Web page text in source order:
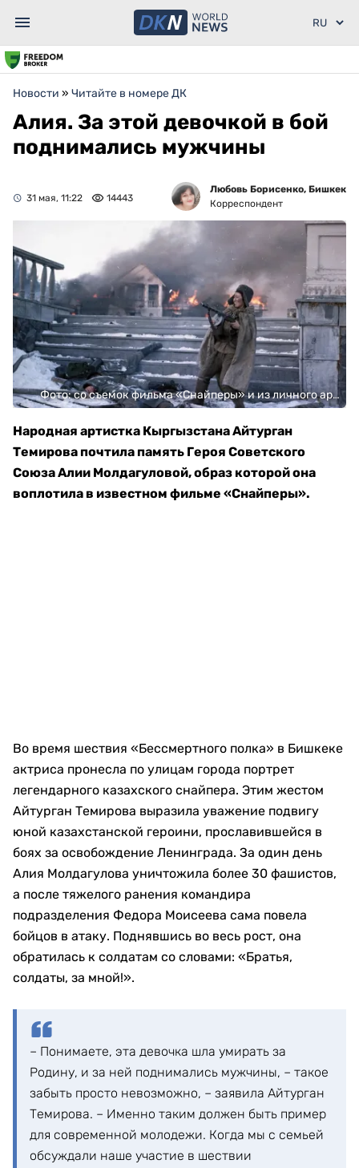
Новости » Читайте в номере ДК
Алия. За этой девочкой в бой
поднимались мужчины
31 мая, 11:22 14443
Любовь Борисенко, Бишкек
Корреспондент
Фото: со съемок фильма «Снайперы» и из личного архива фотографа - художника Сиротина П.А.
Народная артистка Кыргызстана Айтурган
Темирова почтила память Героя Советского
Союза Алии Молдагуловой, образ которой она
воплотила в известном фильме «Снайперы».
Во время шествия «Бессмертного полка» в Бишкеке
актриса пронесла по улицам города портрет
легендарного казахского снайпера. Этим жестом
Айтурган Темирова выразила уважение подвигу
юной казахстанской героини, прославившейся в
боях за освобождение Ленинграда. За один день
Алия Молдагулова уничтожила более 30 фашистов,
а после тяжелого ранения командира
подразделения Федора Моисеева сама повела
бойцов в атаку. Поднявшись во весь рост, она
обратилась к солдатам со словами: «Братья,
солдаты, за мной!».
– Понимаете, эта девочка шла умирать за
Родину, и за ней поднимались мужчины, – такое
забыть просто невозможно, – заявила Айтурган
Темирова. – Именно таким должен быть пример
для современной молодежи. Когда мы с семьей
обсуждали наше участие в шествии